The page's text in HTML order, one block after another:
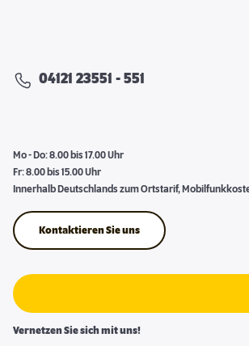
04121 23551 - 551
Mo - Do: 8.00 bis 17.00 Uhr
Fr: 8.00 bis 15.00 Uhr
Innerhalb Deutschlands zum Ortstarif,
Kontaktieren Sie uns
Vernetzen Sie sich mit uns!